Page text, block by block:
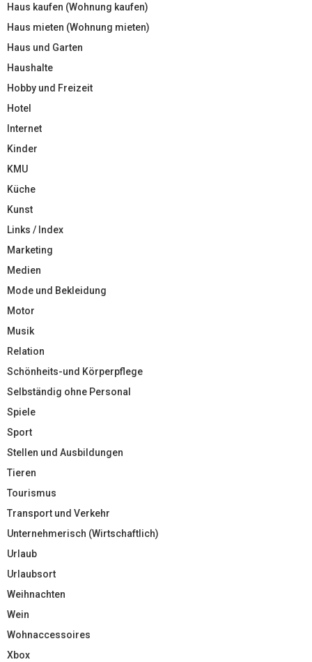
Haus kaufen (Wohnung kaufen)
Haus mieten (Wohnung mieten)
Haus und Garten
Haushalte
Hobby und Freizeit
Hotel
Internet
Kinder
KMU
Küche
Kunst
Links / Index
Marketing
Medien
Mode und Bekleidung
Motor
Musik
Relation
Schönheits-und Körperpflege
Selbständig ohne Personal
Spiele
Sport
Stellen und Ausbildungen
Tieren
Tourismus
Transport und Verkehr
Unternehmerisch (Wirtschaftlich)
Urlaub
Urlaubsort
Weihnachten
Wein
Wohnaccessoires
Xbox